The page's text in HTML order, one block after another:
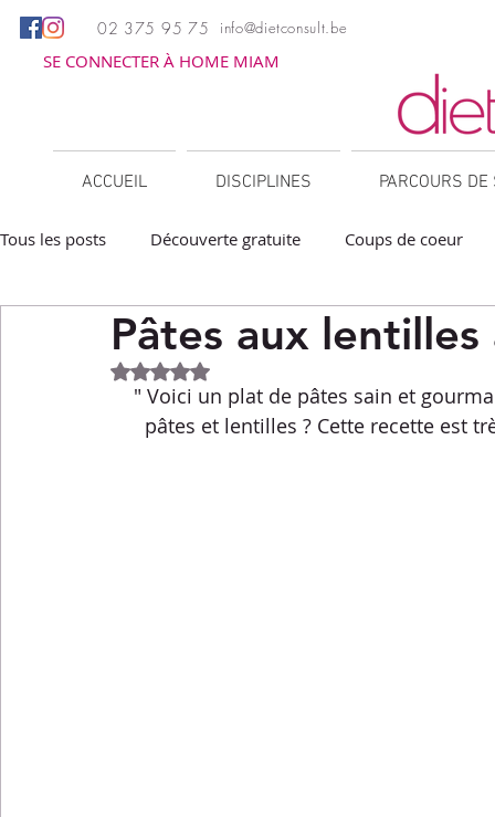
02 375 95 75 info@dietconsult.be
SE CONNECTER À HOME MIAM
ACCUEIL DISCIPLINES PARCOURS
Tous les posts Découverte gratuite Coups de coeur
Barbecue / Plancha Collations
Facile à réchauffer Family corner IG bas
Pâtes aux
Noté NaN étoiles sur 5.
" Voici un plat de pâtes sain et
pâtes et lentilles ? Cette recette est